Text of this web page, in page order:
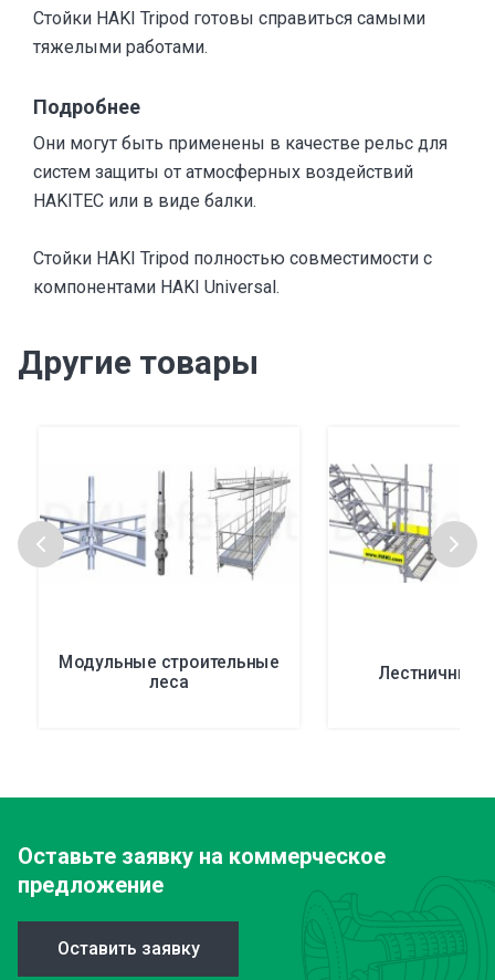
Стойки HAKI Tripod готовы справиться самыми
тяжелыми работами.
Подробнее
Они могут быть применены в качестве рельс для
систем защиты от атмосферных воздействий
HAKITEC или в виде балки.
Стойки HAKI Tripod полностью совместимости с
компонентами HAKI Universal.
Другие товары
Модульные строительные
леса Лестничные
Оставьте заявку на коммерческое
предложение
Оставить заявку